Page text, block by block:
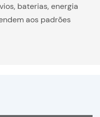
baterias, energia
aos padrões